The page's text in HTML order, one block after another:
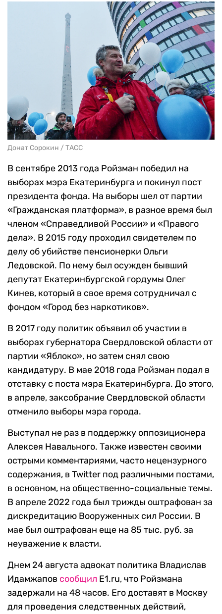
Донат Сорокин / ТАСС
В сентябре 2013 года Ройзман победил на
выборах мэра Екатеринбурга и покинул пост
президента фонда. На выборы шел от партии
«Гражданская платформа», в разное время был
членом «Справедливой России» и «Правого
дела». В 2015 году проходил свидетелем по
делу об убийстве пенсионерки Ольги
Ледовской. По нему был осужден бывший
депутат Екатеринбургской гордумы Олег
Кинев, который в свое время сотрудничал с
фондом «Город без наркотиков».
В 2017 году политик объявил об участии в
выборах губернатора Свердловской области от
партии «Яблоко», но затем снял свою
кандидатуру. В мае2018 года Ройзман подал в
отставку с поста мэра Екатеринбурга. До этого,
в апреле, заксобрание Свердловской области
отменило выборы мэра города.
Выступал не раз в поддержку оппозиционера
Алексея Навального. Также известен своими
острыми комментариями, часто нецензурного
содержания, в Twitter под различными постами,
в основном, на общественно-социальные темы.
В апреле 2022 года был трижды оштрафован за
дискредитацию Вооруженных сил России. В
мае был оштрафован еще на 85 тыс. руб. за
неуважение к власти.
Днем 24 августа адвокат политика Владислав
Идамжапов сообщил E1.ru, что Ройзмана
задержали на 48 часов. Его доставят в Москву
для проведения следственных действий,